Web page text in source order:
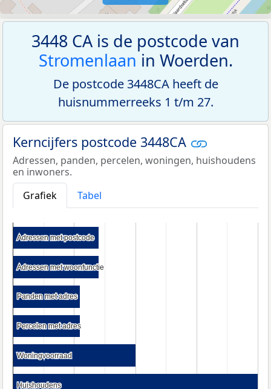
3448 CA is de postcode van
Stromenlaan in Woerden.
De postcode 3448CA heeft de
huisnummerreeks 1 t/m 27.
Kerncijfers postcode 3448CA
Adressen, panden, percelen, woningen, huishoudens
en inwoners.
Grafiek
Tabel
Adressen met postcode
Adressen met postcode
Adressen met woonfunctie
Adressen met woonfunctie
Panden met adres
Panden met adres
Percelen met adres
Percelen met adres
Woningvoorraad
Woningvoorraad
Huishoudens
Huishoudens